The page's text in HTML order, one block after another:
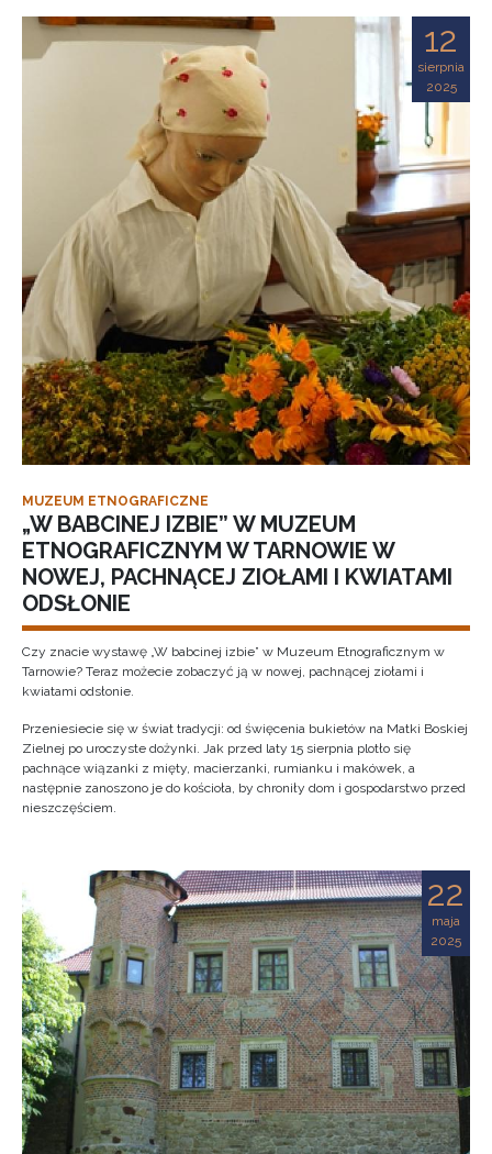
12
sierpnia
2025
MUZEUM ETNOGRAFICZNE
„W BABCINEJ IZBIE” W MUZEUM
ETNOGRAFICZNYM W TARNOWIE W
NOWEJ, PACHNĄCEJ ZIOŁAMI I KWIATAMI
ODSŁONIE
Czy znacie wystawę „W babcinej izbie” w Muzeum Etnograficznym w
Tarnowie? Teraz możecie zobaczyć ją w nowej, pachnącej ziołami i
kwiatami odsłonie.
Przeniesiecie się w świat tradycji: od święcenia bukietów na Matki Boskiej
Zielnej po uroczyste dożynki. Jak przed laty 15 sierpnia plotło się
pachnące wiązanki z mięty, macierzanki, rumianku i makówek, a
następnie zanoszono je do kościoła, by chroniły dom i gospodarstwo przed
nieszczęściem.
22
maja
2025